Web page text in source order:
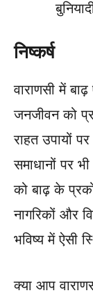
निष्कर्ष
वाराणसी में
जनजीवन को
राहत उपायों
समाधानों पर
को बाढ़ के
नागरिकों और
भविष्य में ऐसी
क्या आप